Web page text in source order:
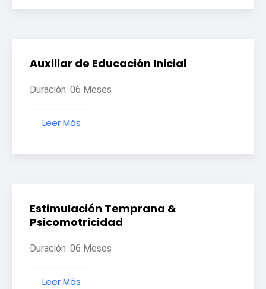
Auxiliar de Educación Inicial
Duración: 06 Meses
Leer Más
Estimulación Temprana &
Psicomotricidad
Duración: 06 Meses
Leer Más